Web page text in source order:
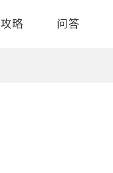
攻略 问答